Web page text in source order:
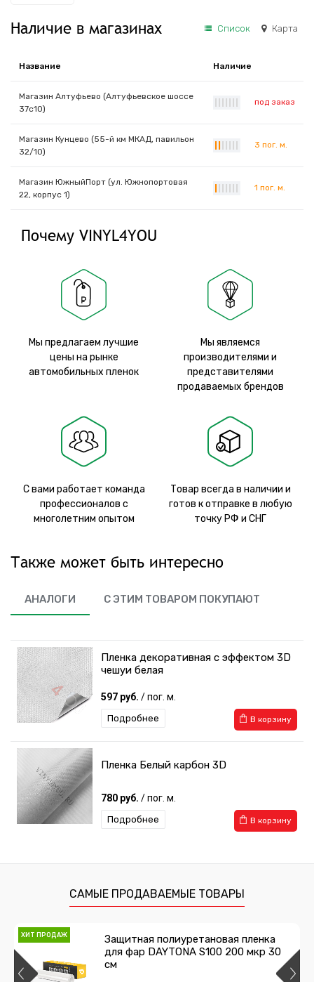
Наличие в магазинах Список Карта
Название Наличие
Магазин Алтуфьево (Алтуфьевское шоссе
37с10)
под заказ
Магазин Кунцево (55-й км МКАД, павильон
32/10)
3 пог. м.
Магазин ЮжныйПорт (ул. Южнопортовая
22, корпус 1)
1 пог. м.
Почему VINYL4YOU
Мы предлагаем лучшие
цены на рынке
автомобильных пленок
Мы являемся
производителями и
представителями
продаваемых брендов
С вами работает команда
профессионалов с
многолетним опытом
Товар всегда в наличии и
готов к отправке в любую
точку РФ и СНГ
Также может быть интересно
АНАЛОГИ С ЭТИМ ТОВАРОМ ПОКУПАЮТ
Пленка декоративная с эффектом 3D
чешуи белая
597 руб. / пог. м.
В корзину
Подробнее
Пленка Белый карбон 3D
780 руб. / пог. м.
В корзину
Подробнее
САМЫЕ ПРОДАВАЕМЫЕ ТОВАРЫ
ХИТ ПРОДАЖ
Защитная полиуретановая пленка
для фар DAYTONA S100 200 мкр 30
см